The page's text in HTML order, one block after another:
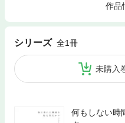
作品
シリーズ 全1冊
未購入
何もしない